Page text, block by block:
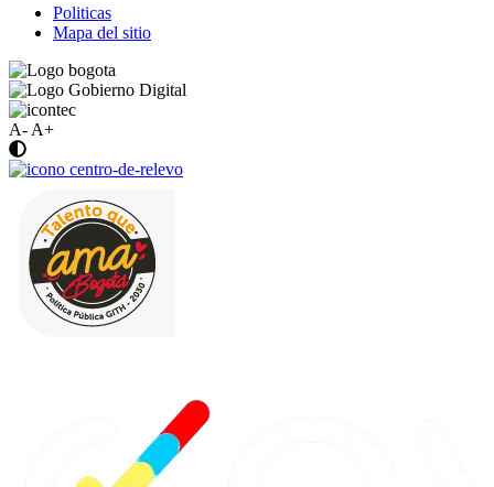
Politicas
Mapa del sitio
A- A+